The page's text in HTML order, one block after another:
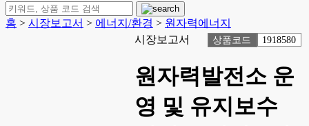
홈 > 시장보고서 > 에너지/환경 > 원자력에너지
시장보고서
상품코드 1918580
원자력발전소 운
영 및 유지보수